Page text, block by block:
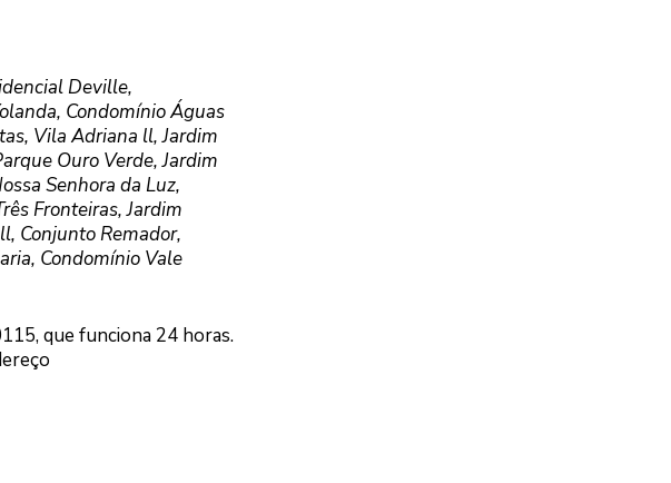
Deville,
Condomínio Águas
Vila Adriana ll, Jardim
Ouro Verde, Jardim
Senhora da Luz,
Fronteiras, Jardim
Conjunto Remador,
Condomínio Vale
que funciona 24 horas.